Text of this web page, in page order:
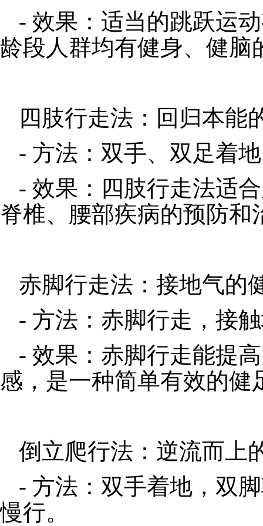
- 效果：适当的跳跃运
龄段人群均有健身、健脑
四肢行走法：回归本能
- 方法：双手、双足着
- 效果：四肢行走法适
脊椎、腰部疾病的预防和
赤脚行走法：接地气的
- 方法：赤脚行走，接
- 效果：赤脚行走能提
感，是一种简单有效的健
倒立爬行法：逆流而上
- 方法：双手着地，双
慢行。